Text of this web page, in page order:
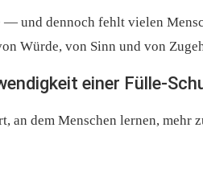
und dennoch fehlt vielen
Würde, von Sinn und von
einer Fülle-
an dem Menschen lernen, mehr